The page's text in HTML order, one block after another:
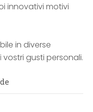
innovativi motivi
in diverse
gusti personali.